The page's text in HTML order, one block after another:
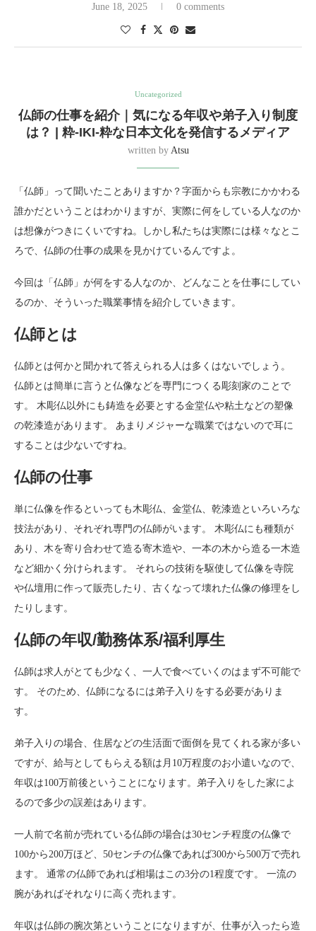
June 18, 2025 0 comments
Uncategorized
仏師の仕事を紹介｜気になる年収や弟子入り制度
は？ | 粋-IKI-粋な日本文化を発信するメディア
written by Atsu
「仏師」って聞いたことありますか？字面からも宗教にかかわる
誰かだということはわかりますが、実際に何をしている人なのか
は想像がつきにくいですね。しかし私たちは実際には様々なとこ
ろで、仏師の仕事の成果を見かけているんですよ。
今回は「仏師」が何をする人なのか、どんなことを仕事にしてい
るのか、そういった職業事情を紹介していきます。
仏師とは
仏師とは何かと聞かれて答えられる人は多くはないでしょう。
仏師とは簡単に言うと仏像などを専門につくる彫刻家のことで
す。 木彫仏以外にも鋳造を必要とする金堂仏や粘土などの塑像
の乾漆造があります。 あまりメジャーな職業ではないので耳に
することは少ないですね。
仏師の仕事
単に仏像を作るといっても木彫仏、金堂仏、乾漆造といろいろな
技法があり、それぞれ専門の仏師がいます。 木彫仏にも種類が
あり、木を寄り合わせて造る寄木造や、一本の木から造る一木造
など細かく分けられます。 それらの技術を駆使して仏像を寺院
や仏壇用に作って販売したり、古くなって壊れた仏像の修理をし
たりします。
仏師の年収/勤務体系/福利厚生
仏師は求人がとても少なく、一人で食べていくのはまず不可能で
す。 そのため、仏師になるには弟子入りをする必要がありま
す。
弟子入りの場合、住居などの生活面で面倒を見てくれる家が多い
ですが、給与としてもらえる額は月10万程度のお小遣いなので、
年収は100万前後ということになります。弟子入りをした家によ
るので多少の誤差はあります。
一人前で名前が売れている仏師の場合は30センチ程度の仏像で
100から200万ほど、50センチの仏像であれば300から500万で売れ
ます。 通常の仏師であれば相場はこの3分の1程度です。 一流の
腕があればそれなりに高く売れます。
年収は仏師の腕次第ということになりますが、仕事が入ったら造